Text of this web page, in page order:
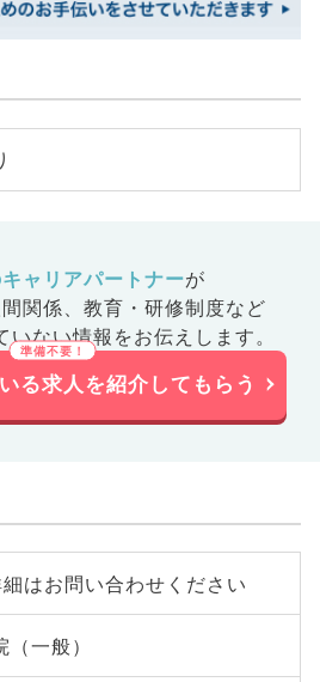
ャリアパートナーが
関係、 教育・研修制度など
ない情報をお伝えします。
る求人を紹介してもらう
はお問い合わせください
（一般）